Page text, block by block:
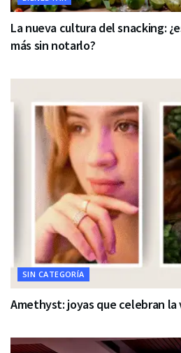
La nueva cultura del snacking:
más sin notarlo?
SIN CATEGORÍA
Amethyst: joyas que celebran la